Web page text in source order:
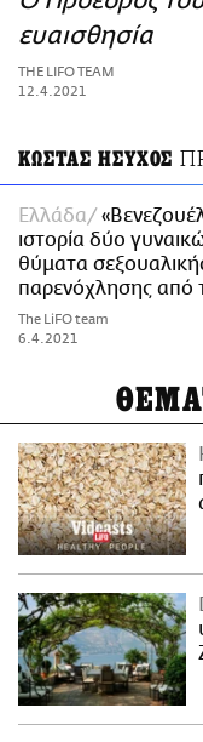
ΑΜΠΑ
PRINT
ευαισθησία
THE LIFO TEAM
12.4.2021
ΚΩΣΤΑΣ ΗΣΥΧΟΣ
Ελλάδα
ιστορία δύο
θύματα
παρενόχλησης από
The LiFO team
6.4.2021